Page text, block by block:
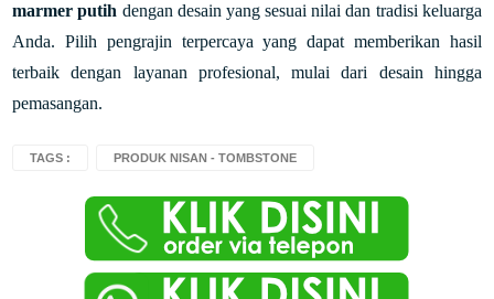
marmer putih dengan desain yang sesuai nilai dan tradisi keluarga
Anda. Pilih pengrajin terpercaya yang dapat memberikan hasil
terbaik dengan layanan profesional, mulai dari desain hingga
pemasangan.
TAGS : PRODUK NISAN - TOMBSTONE